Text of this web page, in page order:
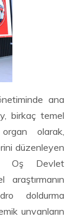
ana
birkaç temel
olarak,
düzenleyen
Oş Devlet
araştırmanın
doldurma
unvanların